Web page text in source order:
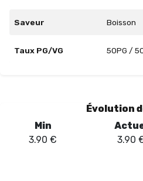
Saveur Boisson
Taux PG/VG 50PG /
Évolution
Min
3.90 €
3.90